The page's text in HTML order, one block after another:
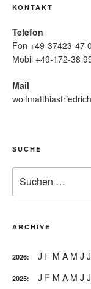
KONTAKT
Telefon
Fon +49-37423-47
Mobil +49-172-38
Mail
SUCHE
nach:
ARCHIVE
2026: J F M A M J J
2025: J F M A M J J